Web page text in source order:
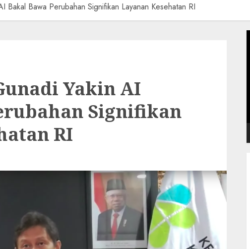
Bakal Bawa Perubahan Signifikan Layanan Kesehatan RI
Yakin AI
Signifikan
RI